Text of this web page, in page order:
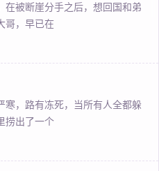
在被断崖分手之后，想回国和弟
哥，早已在
寒，路有冻死，当所有人全都躲
捞出了一个